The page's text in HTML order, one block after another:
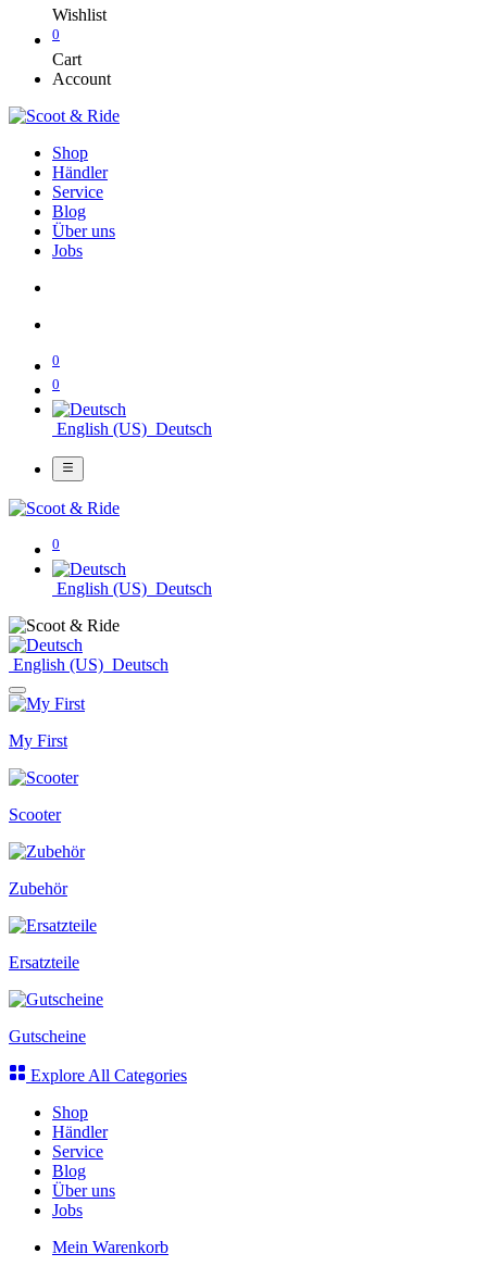
Wishlist
0
Cart
Account
Shop
Händler
Service
Blog
Über uns
Jobs
0
0
English (US) Deutsch
0
English (US) Deutsch
English (US) Deutsch
My First
Scooter
Zubehör
Ersatzteile
Gutscheine
Explore All Categories
Shop
Händler
Service
Blog
Über uns
Jobs
Mein Warenkorb